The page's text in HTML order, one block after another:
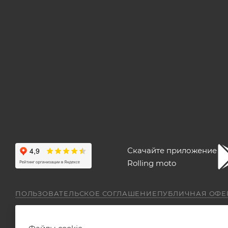
Скачайте приложение
Rolling moto
ПОЛЬЗОВАТЕЛЬСКОЕ СОГЛАШЕНИЕПУБЛИЧНАЯ